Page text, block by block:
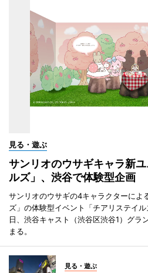
見る・遊ぶ
サンリオのウサギキャラ新
ルズ」、渋谷で体験型企画
サンリオのウサギの4キャラクターによ
ズ」の体験型イベント「チアリステイ
日、渋谷キャスト（渋谷区渋谷1）グラ
まる。
見る・遊ぶ